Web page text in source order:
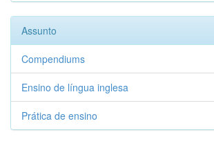
Assunto
Compendiums
Ensino de língua inglesa
Prática de ensino